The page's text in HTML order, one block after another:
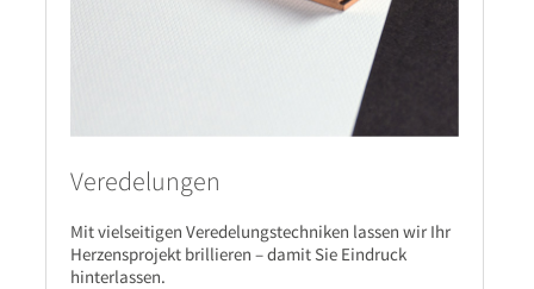
Veredelungen
Mit vielseitigen Veredelungstechniken lassen wir Ihr
Herzensprojekt brillieren – damit Sie Eindruck
hinterlassen.